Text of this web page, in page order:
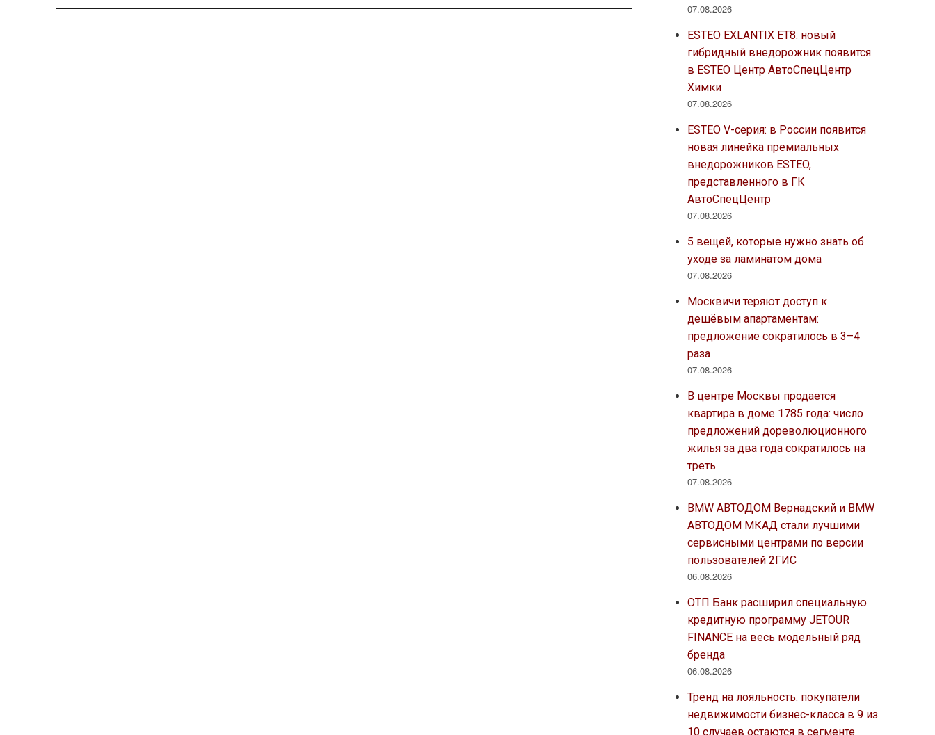
07.08.2026
ESTEO EXLANTIX ET8: новый
гибридный внедорожник появится
в ESTEO Центр АвтоСпецЦентр
Химки
07.08.2026
ESTEO V-серия: в России появится
новая линейка премиальных
внедорожников ESTEO,
представленного в ГК
АвтоСпецЦентр
07.08.2026
5 вещей, которые нужно знать об
уходе за ламинатом дома
07.08.2026
Москвичи теряют доступ к
дешёвым апартаментам:
предложение сократилось в 3–4
раза
07.08.2026
В центре Москвы продается
квартира в доме 1785 года: число
предложений дореволюционного
жилья за два года сократилось на
треть
07.08.2026
BMW АВТОДОМ Вернадский и BMW
АВТОДОМ МКАД стали лучшими
сервисными центрами по версии
пользователей 2ГИС
06.08.2026
ОТП Банк расширил специальную
кредитную программу JETOUR
FINANCE на весь модельный ряд
бренда
06.08.2026
Тренд на лояльность: покупатели
недвижимости бизнес-класса в 9 из
10 случаев остаются в сегменте